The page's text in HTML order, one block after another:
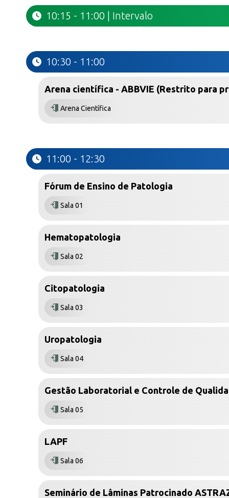
10:15 - 11:00 | Intervalo
10:30 - 11:00
Arena científica - ABBVIE (Restrito para
Arena Científica
11:00 - 12:30
Fórum de Ensino de Patologia
Sala 01
Hematopatologia
Sala 02
Citopatologia
Sala 03
Uropatologia
Sala 04
Gestão Laboratorial e Controle de
Sala 05
LAPF
Sala 06
Seminário de Lâminas Patrocinado